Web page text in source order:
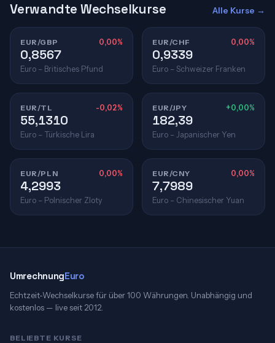
Verwandte Wechselkurse Alle Kurse →
EUR/GBP 0,00%
0,8567
Euro – Britisches Pfund
EUR/CHF 0,00%
0,9339
Euro – Schweizer Franken
EUR/TL -0,02%
55,1310
Euro – Türkische Lira
EUR/JPY +0,00%
182,39
Euro – Japanischer Yen
EUR/PLN 0,00%
4,2993
Euro – Polnischer Zloty
EUR/CNY 0,00%
7,7989
Euro – Chinesischer Yuan
UmrechnungEuro
Echtzeit-Wechselkurse für über 100 Währungen. Unabhängig und
kostenlos — live seit 2012.
BELIEBTE KURSE